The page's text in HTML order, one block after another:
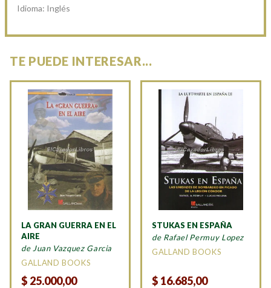
Idioma: Inglés
TE PUEDE INTERESAR...
LA GRAN GUERRA EN EL
AIRE
de Juan Vazquez Garcia
GALLAND BOOKS
$ 25.000,00
STUKAS EN ESPAÑA
de Rafael Permuy Lopez
GALLAND BOOKS
$ 16.685,00